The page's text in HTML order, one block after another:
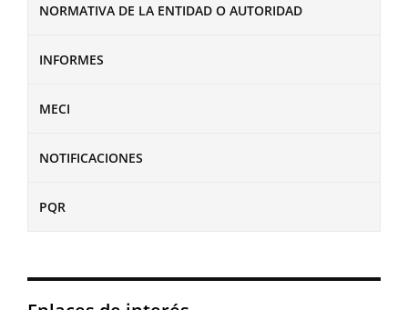
NORMATIVA DE LA ENTIDAD O AUTORIDAD
INFORMES
MECI
NOTIFICACIONES
PQR